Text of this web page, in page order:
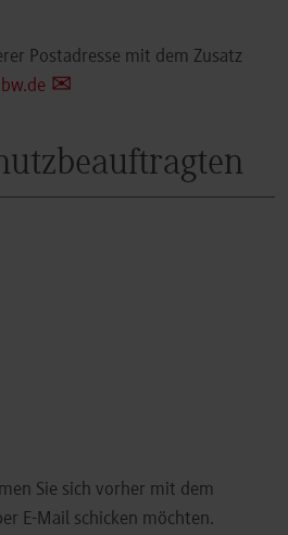
Postadresse mit dem Zusatz
Sie sich vorher mit dem
E-Mail schicken möchten.